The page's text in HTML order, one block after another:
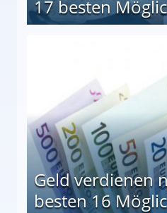
17 besten
Geld verdienen
besten 16